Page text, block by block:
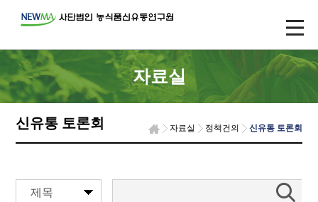
자료실
신유통 토론회 자료실 정책건의 신유통 토론회
제목